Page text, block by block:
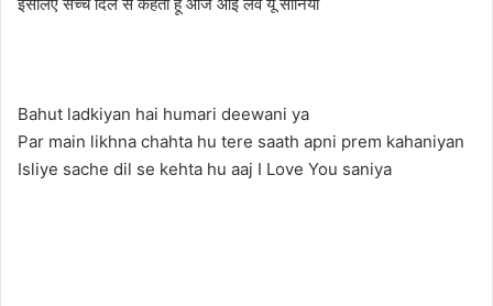
Bahut ladkiyan hai humari deewani ya
Par main likhna chahta hu tere saath apni prem kahaniyan
Isliye sache dil se kehta hu aaj I Love You saniya